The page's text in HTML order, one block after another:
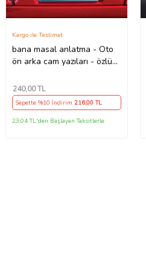
bana masal anlatma - Oto
ön arka cam yazıları - özlü
sözler
Kargo ile Teslimat
240,00 TL
Sepette %10 İndirim216,00 TL
23,04 TL'den Başlayan Taksitlerle